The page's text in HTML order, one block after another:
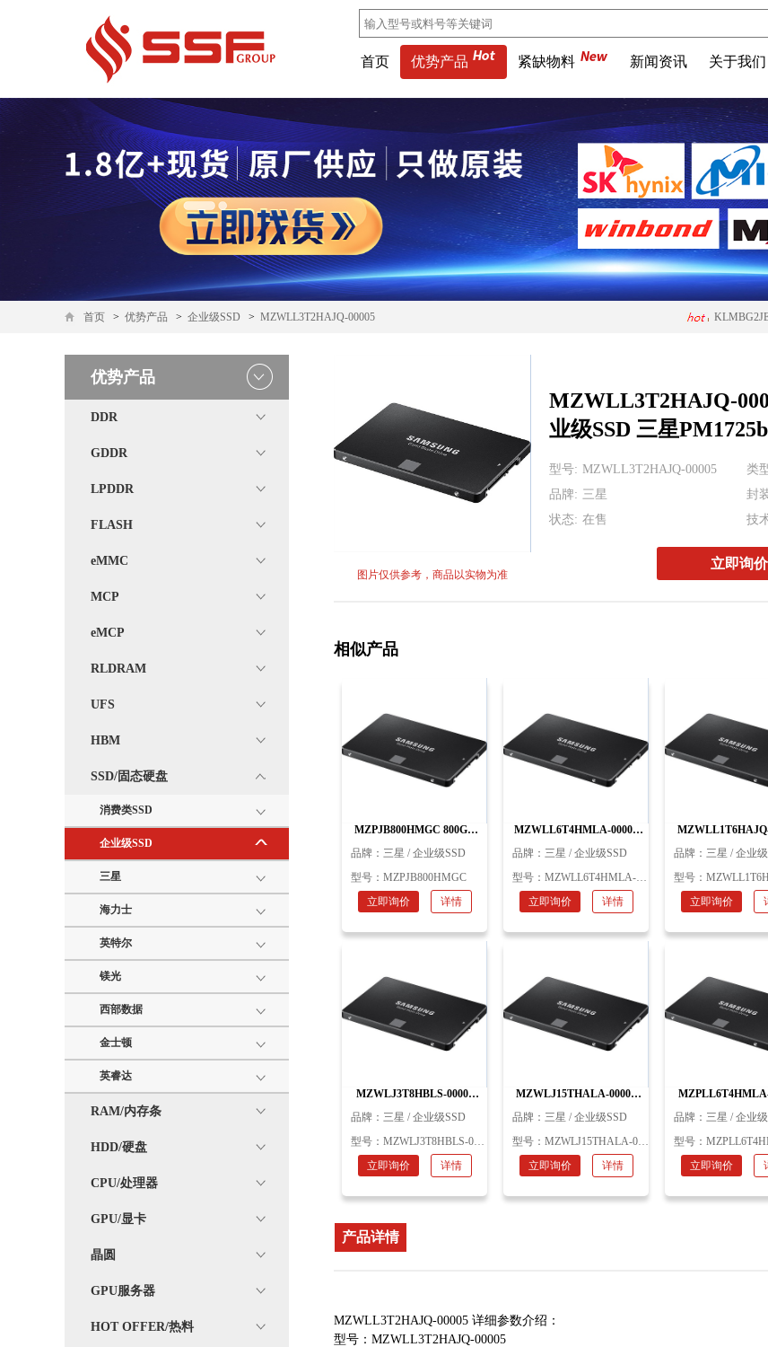
首页 优势产品 紧缺物料 新闻资讯 关于我们
首页 > 优势产品 > 企业级SSD > MZWLL3T2HAJQ-00005
优势产品
DDR
GDDR
LPDDR
FLASH
eMMC
MCP
eMCP
RLDRAM
UFS
HBM
SSD/固态硬盘
消费类SSD
企业级SSD
三星
海力士
英特尔
镁光
西部数据
金士顿
英睿达
RAM/内存条
HDD/硬盘
CPU/处理器
GPU/显卡
晶圆
GPU服务器
HOT OFFER/热料
图片仅供参考，商品以实物为准
MZWLL3T2HAJQ-
业级SSD 三星PM1725b
型号: MZWLL3T2HAJQ-00005 类
品牌: 三星
封
状态: 在售 技
立即询价
相似产品
MZPJB800HMGC 800GB
品牌： 三星 / 企业级SSD
型号： MZPJB800HMGC
立即询价
详情
MZWLL6T4HMLA-00005
品牌： 三星 / 企业级SSD
型号： MZWLL6T4HMLA-00005
立即询价
详情
品牌： 三星 / 企业
型号：
立即询价
MZWLJ3T8HBLS-00007
星
品牌： 三星 / 企业级SSD
型号： MZWLJ3T8HBLS-00007
立即询价
详情
MZWLJ15THALA-00007
星存储器
品牌： 三星 / 企业级SSD
型号： MZWLJ15THALA-00007
立即询价
详情
星
品牌： 三星 / 企业
型号：
立即询价
产品详情
MZWLL3T2HAJQ-00005 详细参数介绍：
型号：MZWLL3T2HAJQ-00005